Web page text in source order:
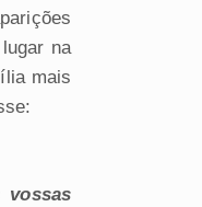
na
mais
vossas